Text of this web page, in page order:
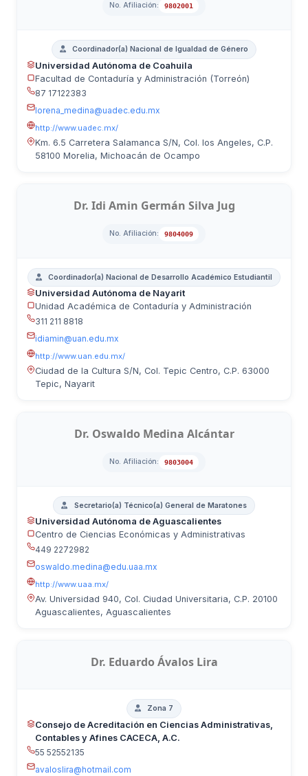
No. Afiliación: 9802001
Coordinador(a) Nacional de Igualdad de Género
Universidad Autónoma de Coahuila
Facultad de Contaduría y Administración (Torreón)
87 17122383
lorena_medina@uadec.edu.mx
http://www.uadec.mx/
Km. 6.5 Carretera Salamanca S/N, Col. los Angeles, C.P.
58100 Morelia, Michoacán de Ocampo
Dr. Idi Amin Germán Silva Jug
No. Afiliación: 9804009
Coordinador(a) Nacional de Desarrollo Académico Estudiantil
Universidad Autónoma de Nayarit
Unidad Académica de Contaduría y Administración
311 211 8818
idiamin@uan.edu.mx
http://www.uan.edu.mx/
Ciudad de la Cultura S/N, Col. Tepic Centro, C.P. 63000
Tepic, Nayarit
Dr. Oswaldo Medina Alcántar
No. Afiliación: 9803004
Secretario(a) Técnico(a) General de Maratones
Universidad Autónoma de Aguascalientes
Centro de Ciencias Económicas y Administrativas
449 2272982
oswaldo.medina@edu.uaa.mx
http://www.uaa.mx/
Av. Universidad 940, Col. Ciudad Universitaria, C.P. 20100
Aguascalientes, Aguascalientes
Dr. Eduardo Ávalos Lira
Zona 7
Consejo de Acreditación en Ciencias Administrativas,
Contables y Afines CACECA, A.C.
55 52552135
avaloslira@hotmail.com